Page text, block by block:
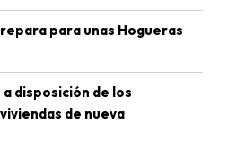
para unas Hogueras
disposición de los
de nueva